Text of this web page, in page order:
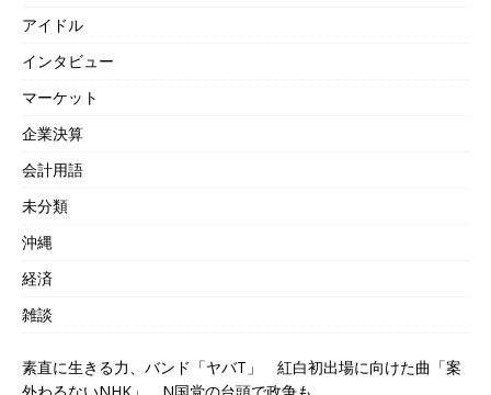
アイドル
インタビュー
マーケット
企業決算
会計用語
未分類
沖縄
経済
雑談
素直に生きる力、バンド「ヤバT」 紅白初出場に向けた曲「案